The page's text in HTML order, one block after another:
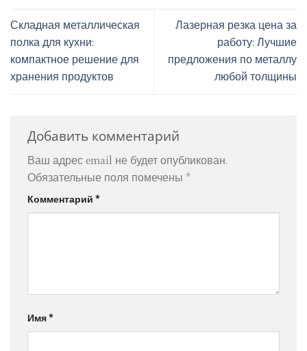
Складная металлическая
полка для кухни:
компактное решение для
хранения продуктов
Лазерная резка цена за
работу: Лучшие
предложения по металлу
любой толщины
Добавить комментарий
Ваш адрес email не будет опубликован.
Обязательные поля помечены *
Комментарий *
Имя*